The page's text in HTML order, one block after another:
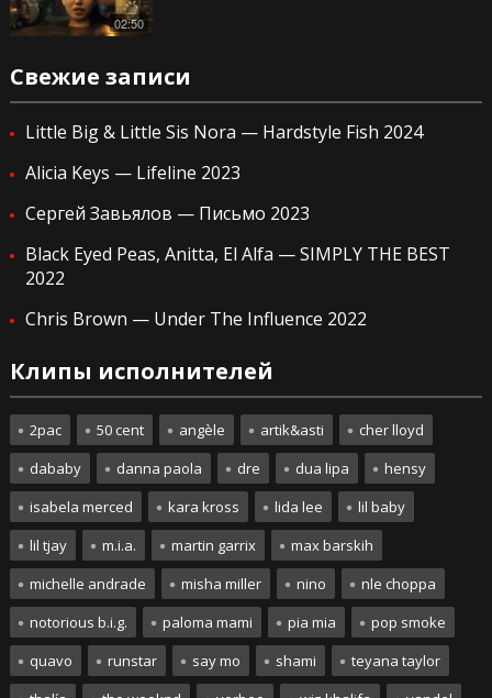
02:50
Свежие записи
Little Big & Little Sis Nora — Hardstyle Fish 2024
Alicia Keys — Lifeline 2023
Сергей Завьялов — Письмо 2023
Black Eyed Peas, Anitta, El Alfa — SIMPLY THE BEST
2022
Chris Brown — Under The Influence 2022
Клипы исполнителей
2pac 50 cent angèle artik&asti
cher lloyd
dababy
danna paola dre dua lipa
hensy
isabela merced
kara kross lida lee
lil baby
lil tjay
m.i.a. martin garrix
max barskih
michelle andrade
misha miller nino
nle choppa
notorious b.i.g.
paloma mami pia mia
pop smoke
quavo
runstar say mo shami
teyana taylor